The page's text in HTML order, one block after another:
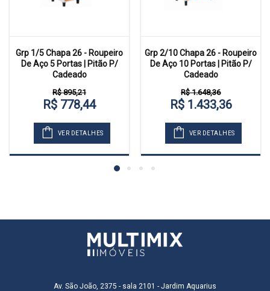
Grp 1/5 Chapa 26 - Roupeiro
De Aço 5 Portas | Pitão P/
Cadeado
R$ 895,21
R$ 778,44
VER DETALHES
Grp 2/10 Chapa 26 - Roupeiro
De Aço 10 Portas | Pitão P/
Cadeado
R$ 1.648,36
R$ 1.433,36
VER DETALHES
Av. São João, 2375 - sala 2101 - Jardim Aquarius